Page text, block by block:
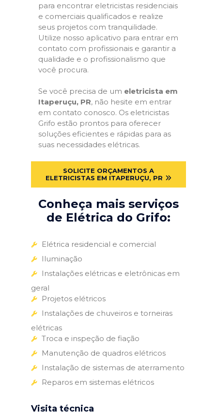
para encontrar eletricistas residenciais
e comerciais qualificados e realize
seus projetos com tranquilidade.
Utilize nosso aplicativo para entrar em
contato com profissionais e garantir a
qualidade e o profissionalismo que
você procura.
Se você precisa de um eletricista em
Itaperuçu, PR, não hesite em entrar
em contato conosco. Os eletricistas
Grifo estão prontos para oferecer
soluções eficientes e rápidas para as
suas necessidades elétricas.
SOLICITE ORÇAMENTOS A
ELETRICISTAS EM ITAPERUÇU, PR
Conheça mais serviços
de Elétrica do Grifo:
Elétrica residencial e comercial
Iluminação
Instalações elétricas e eletrônicas em
geral
Projetos elétricos
Instalações de chuveiros e torneiras
elétricas
Troca e inspeção de fiação
Manutenção de quadros elétricos
Instalação de sistemas de aterramento
Reparos em sistemas elétricos
Visita técnica